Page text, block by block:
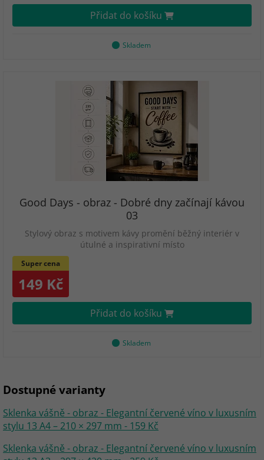
Přidat do košíku
Skladem
Good Days - obraz - Dobré dny začínají kávou
03
Stylový obraz s motivem kávy promění běžný interiér v
útulné a inspirativní místo
Super cena
149 Kč
Přidat do košíku
Skladem
Dostupné varianty
Sklenka vášně - obraz - Elegantní červené víno v luxusním
stylu 13 A4 – 210 × 297 mm - 159 Kč
Sklenka vášně - obraz - Elegantní červené víno v luxusním